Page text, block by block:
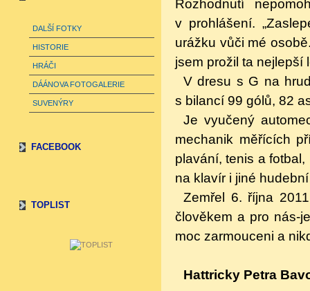
DALŠÍ FOTKY
HISTORIE
HRÁČI
DÁÁNOVA FOTOGALERIE
SUVENÝRY
FACEBOOK
TOPLIST
Rozhodnutí
v prohlášení.
urážku vůči mé
jsem prožil ta nejlepší
V dresu s G na
s bilancí 99 gólů, 82
Je vyučený
mechanik měřících
plavání, tenis a
na klavír i jiné
Zemřel 6. října
člověkem a pro nás-
moc zarmouceni a
Hattricky Petra